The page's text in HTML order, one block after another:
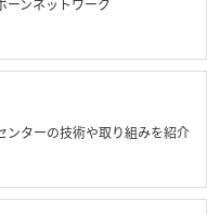
ーンネットワーク
ンターの技術や取り組みを紹介